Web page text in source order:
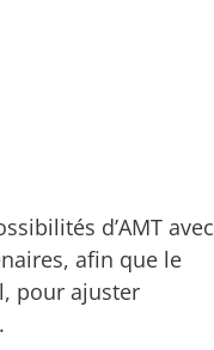
d’AMT avec
afin que le
pour ajuster